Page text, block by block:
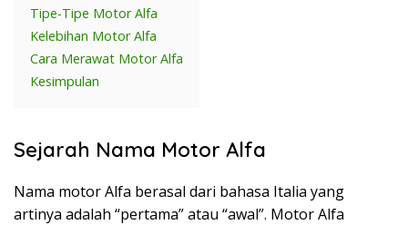
Tipe-Tipe Motor Alfa
Kelebihan Motor Alfa
Cara Merawat Motor Alfa
Kesimpulan
Sejarah Nama Motor Alfa
Nama motor Alfa berasal dari bahasa Italia yang
artinya adalah “pertama” atau “awal”. Motor Alfa